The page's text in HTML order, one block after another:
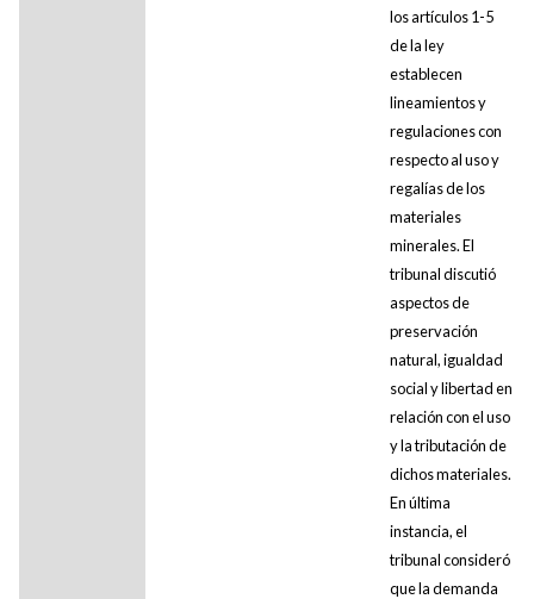
los artículos 1-5
de la ley
establecen
lineamientos y
regulaciones con
respecto al uso y
regalías de los
materiales
minerales. El
tribunal discutió
aspectos de
preservación
natural, igualdad
social y libertad en
relación con el uso
y la tributación de
dichos materiales.
En última
instancia, el
tribunal consideró
que la demanda